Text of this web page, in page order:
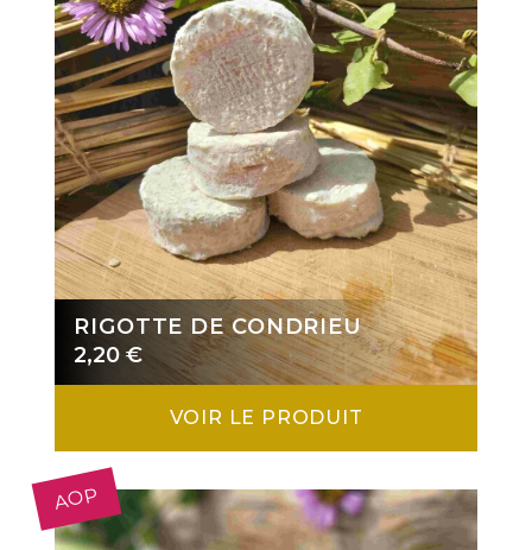
RIGOTTE DE CONDRIEU
2,20 €
VOIR LE PRODUIT
AOP